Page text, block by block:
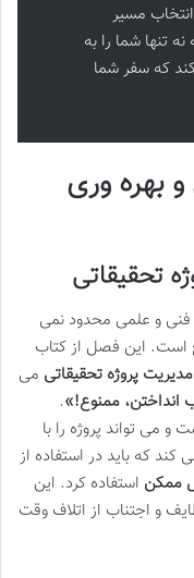
مسیر
تنها شما را به
که سفر شما
و بهره وری
تحقیقاتی
فنی و علمی محدود نمی
است. این فصل از کتاب
مدیریت پروژه تحقیقاتی می
انداختن، ممنوع!».
و می تواند پروژه را با
که باید در استفاده از
ممکن استفاده کرد. این
و اجتناب از اتلاف وقت